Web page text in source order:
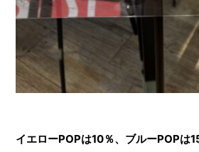
イエローPOPは10％、ブルーPOPは